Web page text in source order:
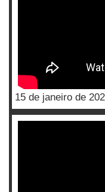
15 de janeiro de